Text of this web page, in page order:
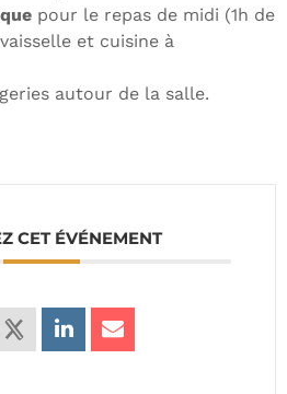
pour le repas de midi (1h de
et cuisine à
autour de la salle.
CET ÉVÉNEMENT